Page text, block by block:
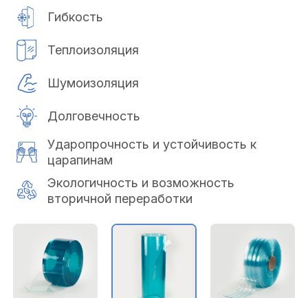
Гибкость
Теплоизоляция
Шумоизоляция
Долговечность
Ударопрочность и устойчивость к
царапинам
Экологичность и возможность
вторичной переработки